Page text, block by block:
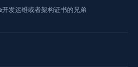
发运维或者架构证书的兄弟